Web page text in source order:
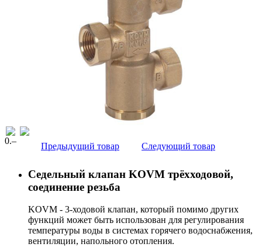
Предыдущий товар Следующий товар
0.–
Седельный клапан KOVM трёхходовой,
соединение резьба
KOVM - 3-ходовой клапан, который помимо других
функций может быть использован для регулирования
температуры воды в системах горячего водоснабжения,
вентиляции, напольного отопления.